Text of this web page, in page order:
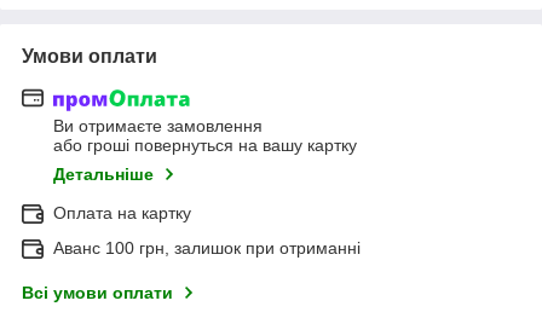
Умови оплати
Ви отримаєте замовлення
або гроші повернуться на вашу картку
Детальніше
Оплата на картку
Аванс 100 грн, залишок при отриманні
Всі умови оплати